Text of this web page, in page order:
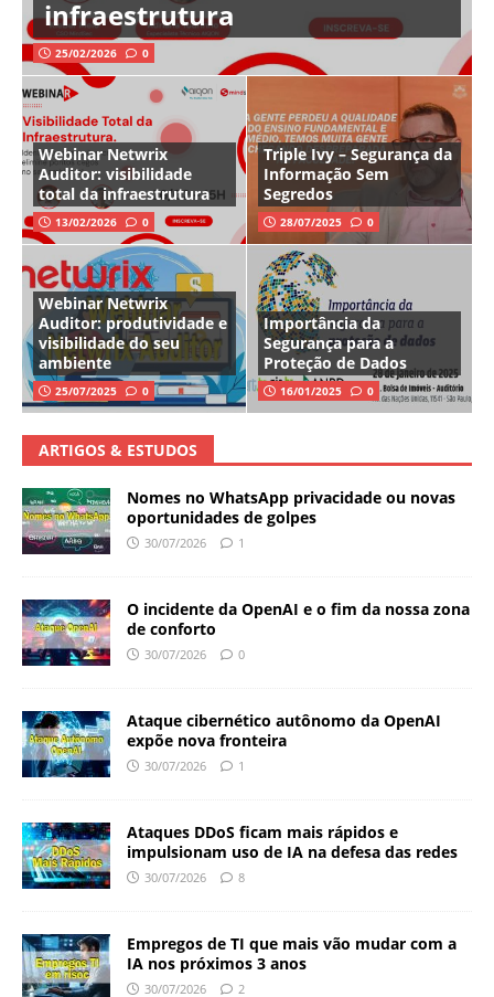
infraestrutura
25/02/2026 0
Webinar Netwrix
Auditor: visibilidade
total da infraestrutura
13/02/2026 0
Triple Ivy – Segurança da
Informação Sem
Segredos
28/07/2025 0
Webinar Netwrix
Auditor: produtividade e
visibilidade do seu
ambiente
25/07/2025 0
Importância da
Segurança para a
Proteção de Dados
16/01/2025 0
ARTIGOS & ESTUDOS
Nomes no WhatsApp privacidade ou novas
oportunidades de golpes
30/07/2026 1
O incidente da OpenAI e o fim da nossa zona
de conforto
30/07/2026 0
Ataque cibernético autônomo da OpenAI
expõe nova fronteira
30/07/2026 1
Ataques DDoS ficam mais rápidos e
impulsionam uso de IA na defesa das redes
30/07/2026 8
Empregos de TI que mais vão mudar com a
IA nos próximos 3 anos
30/07/2026 2